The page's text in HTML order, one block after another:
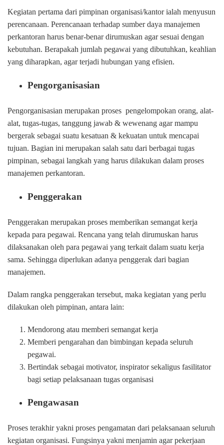
Kegiatan pertama dari pimpinan organisasi/kantor ialah menyusun
perencanaan. Perencanaan terhadap sumber daya manajemen
perkantoran harus benar-benar dirumuskan agar sesuai dengan
kebutuhan. Berapakah jumlah pegawai yang dibutuhkan, keahlian
yang diharapkan, agar terjadi hubungan yang efisien.
Pengorganisasian
Pengorganisasian merupakan proses pengelompokan orang, alat-
alat, tugas-tugas, tanggung jawab & wewenang agar mampu
bergerak sebagai suatu kesatuan & kekuatan untuk mencapai
tujuan. Bagian ini merupakan salah satu dari berbagai tugas
pimpinan, sebagai langkah yang harus dilakukan dalam proses
manajemen perkantoran.
Penggerakan
Penggerakan merupakan proses memberikan semangat kerja
kepada para pegawai. Rencana yang telah dirumuskan harus
dilaksanakan oleh para pegawai yang terkait dalam suatu kerja
sama. Sehingga diperlukan adanya penggerak dari bagian
manajemen.
Dalam rangka penggerakan tersebut, maka kegiatan yang perlu
dilakukan oleh pimpinan, antara lain:
Mendorong atau memberi semangat kerja
Memberi pengarahan dan bimbingan kepada seluruh
pegawai.
Bertindak sebagai motivator, inspirator sekaligus fasilitator
bagi setiap pelaksanaan tugas organisasi
Pengawasan
Proses terakhir yakni proses pengamatan dari pelaksanaan seluruh
kegiatan organisasi. Fungsinya yakni menjamin agar pekerjaan